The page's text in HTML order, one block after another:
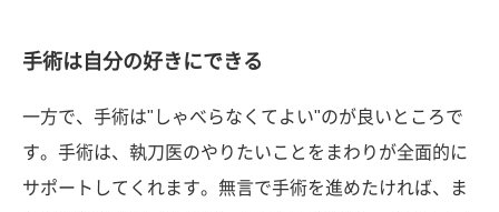
手術は自分の好きにできる
一方で、手術は"しゃべらなくてよい"のが良いところで
す。手術は、執刀医のやりたいことをまわりが全面的に
サポートしてくれます。無言で手術を進めたければ、ま